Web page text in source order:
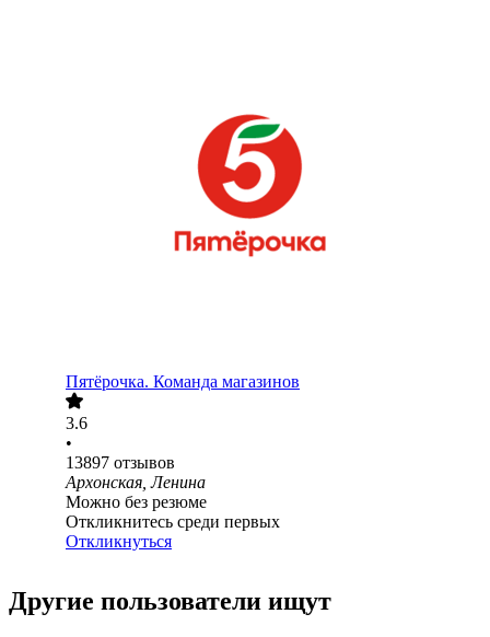
Пятёрочка. Команда магазинов
3.6
•
13897 отзывов
Архонская, Ленина
Можно без резюме
Откликнитесь среди первых
Откликнуться
Другие пользователи ищут